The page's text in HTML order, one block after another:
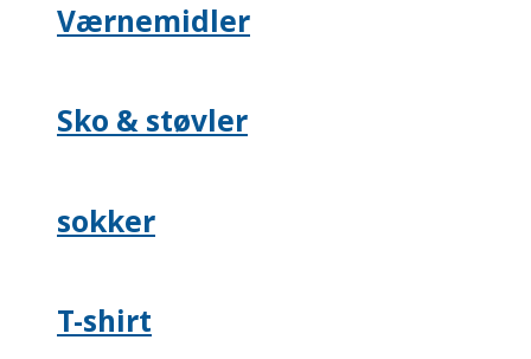
Værnemidler
Sko & støvler
sokker
T-shirt